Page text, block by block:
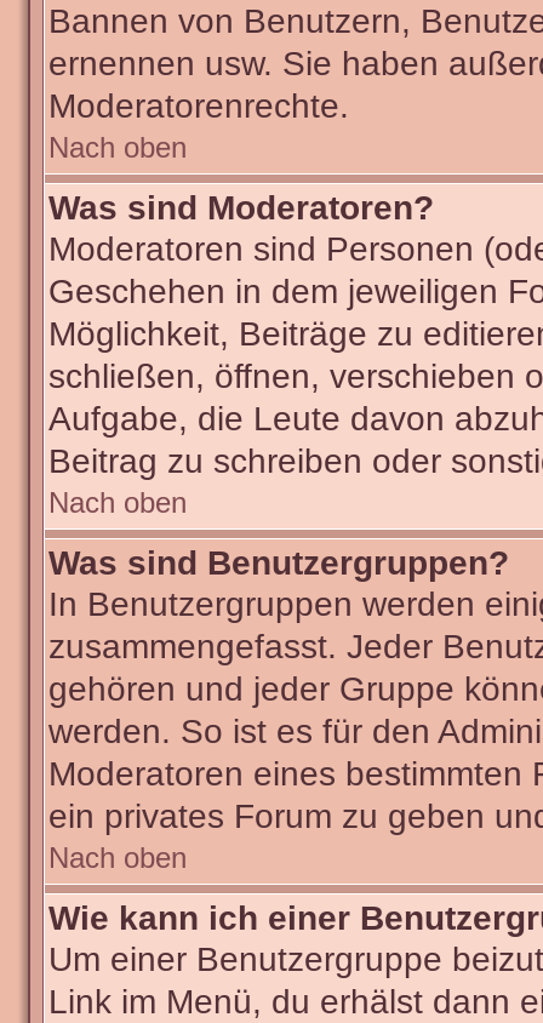
Bannen von Benutzern,
ernennen usw. Sie haben
Moderatorenrechte.
Nach oben
Was sind Moderatoren?
Moderatoren sind Personen
Geschehen in dem jeweiligen
Möglichkeit, Beiträge zu
schließen, öffnen, verschieben
Aufgabe, die Leute davon
Beitrag zu schreiben oder
Nach oben
Was sind Benutzergruppen?
In Benutzergruppen werden
zusammengefasst. Jeder
gehören und jeder Gruppe
werden. So ist es für den
Moderatoren eines bestimmten
ein privates Forum zu geben
Nach oben
Wie kann ich einer
Um einer Benutzergruppe
Link im Menü, du erhälst dann